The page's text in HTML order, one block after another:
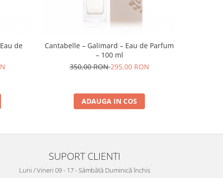
de
Cantabelle – Galimard – Eau de Parfum
– 100 ml
350,00 RON295,00 RON
ADAUGA IN COS
SUPORT CLIENTI
Luni / Vineri 09 - 17 - Sâmbătă Duminică închis